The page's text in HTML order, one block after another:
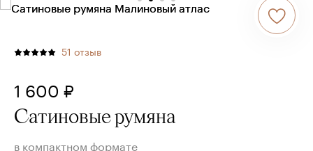
51 отзыв
1 600 ₽
Сатиновые румяна
в компактном формате